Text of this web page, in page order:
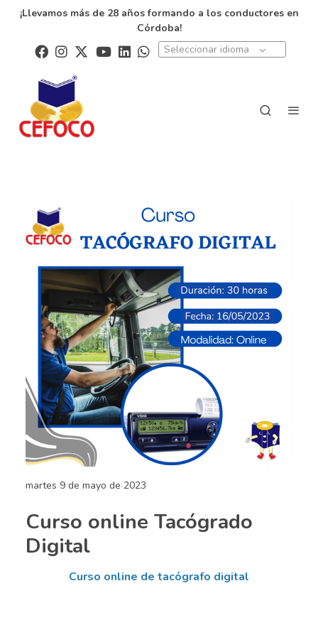
¡Llevamos más de 28 años formando a los conductores en
Córdoba!
Seleccionar idioma
martes 9 de mayo de 2023
Curso online Tacógrado
Digital
Curso online de tacógrafo digital